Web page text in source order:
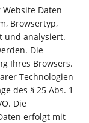
Daten
Browsertyp,
und analysiert.
Die
Ihres Browsers.
Technologien
des § 25 Abs. 1
Die
erfolgt mit